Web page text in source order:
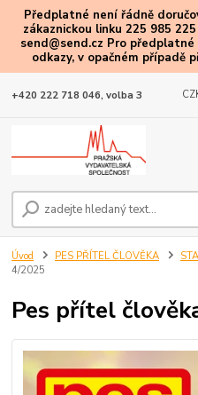
Předplatné není řádně
zákaznickou linku 225 985
send@send.cz Pro
odkazy, v opačném případě
+420 222 718 046, volba 3
Úvod PES PŘÍTEL ČLOVĚKA
4/2025
Pes přítel